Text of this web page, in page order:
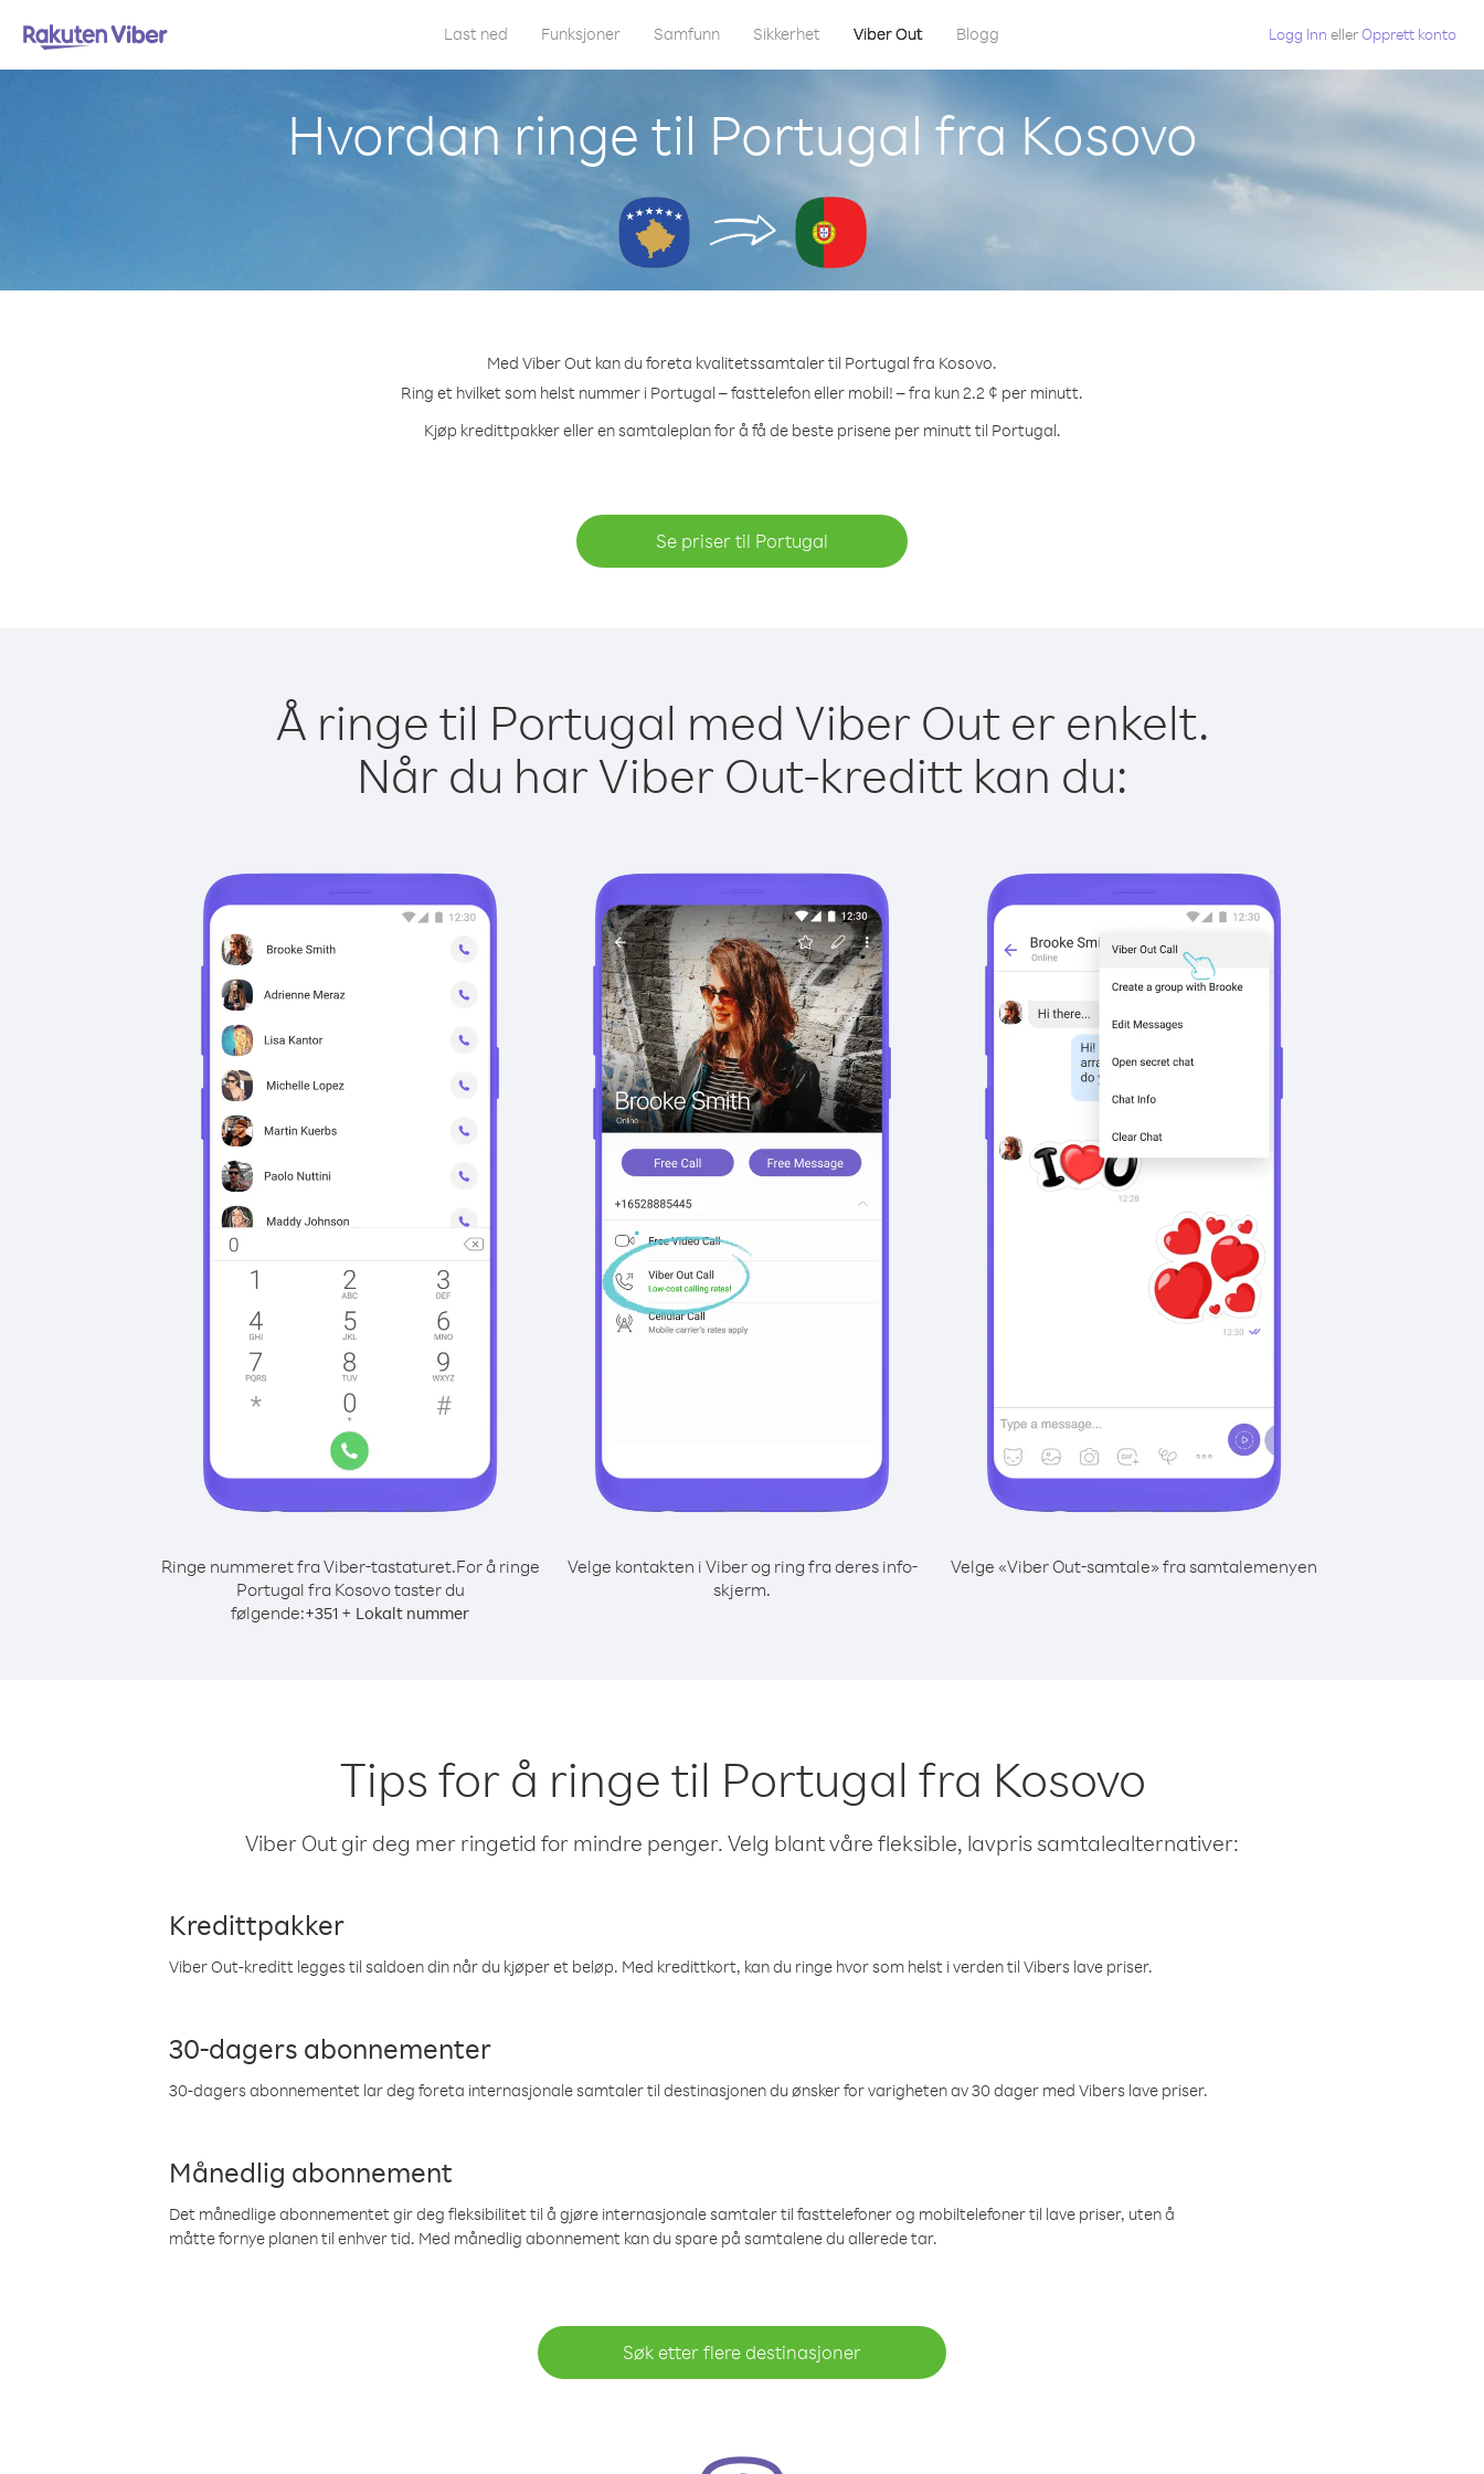
Last ned Funksjoner Samfunn Sikkerhet Viber Out Blogg Logg Inn ellerOpprett konto
Hvordan ringe til Portugal fra Kosovo
Med Viber Out kan du foreta kvalitetssamtaler til Portugal fra Kosovo.
Ring et hvilket som helst nummer i Portugal – fasttelefon eller mobil! – fra kun 2.2 ¢ per minutt.
Kjøp kredittpakker eller en samtaleplan for å få de beste prisene per minutt til Portugal.
Se priser til Portugal
Å ringe til Portugal med Viber Out er enkelt.
Når du har Viber Out-kreditt kan du:
Ringe nummeret fra Viber-tastaturet.For å ringe
Portugal fra Kosovo taster du
følgende:+351 + Lokalt nummer
Velge kontakten i Viber og ring fra deres info-
skjerm.
Velge «Viber Out-samtale» fra samtalemenyen
Tips for å ringe til Portugal fra Kosovo
Viber Out gir deg mer ringetid for mindre penger. Velg blant våre fleksible, lavpris samtalealternativer:
Kredittpakker
Viber Out-kreditt legges til saldoen din når du kjøper et beløp. Med kredittkort, kan du ringe hvor som helst i verden til Vibers lave priser.
30-dagers abonnementer
30-dagers abonnementet lar deg foreta internasjonale samtaler til destinasjonen du ønsker for varigheten av 30 dager med Vibers lave priser.
Månedlig abonnement
Det månedlige abonnementet gir deg fleksibilitet til å gjøre internasjonale samtaler til fasttelefoner og mobiltelefoner til lave priser, uten å
måtte fornye planen til enhver tid. Med månedlig abonnement kan du spare på samtalene du allerede tar.
Søk etter flere destinasjoner